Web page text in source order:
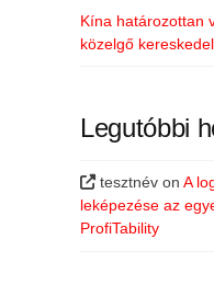
Kína határozottan
közelgő
Legutóbbi
tesztnév onA
leképezése az
ProfiTability